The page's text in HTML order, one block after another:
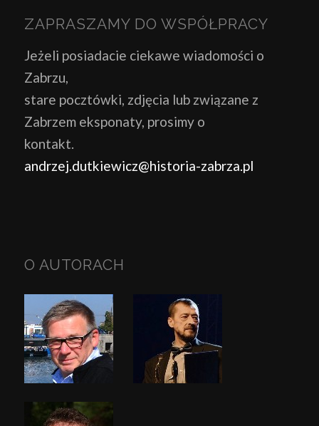
ZAPRASZAMY DO WSPÓŁPRACY
Jeżeli posiadacie ciekawe wiadomości o
Zabrzu,
stare pocztówki, zdjęcia lub związane z
Zabrzem eksponaty, prosimy o
kontakt.
andrzej.dutkiewicz@historia-zabrza.pl
O AUTORACH